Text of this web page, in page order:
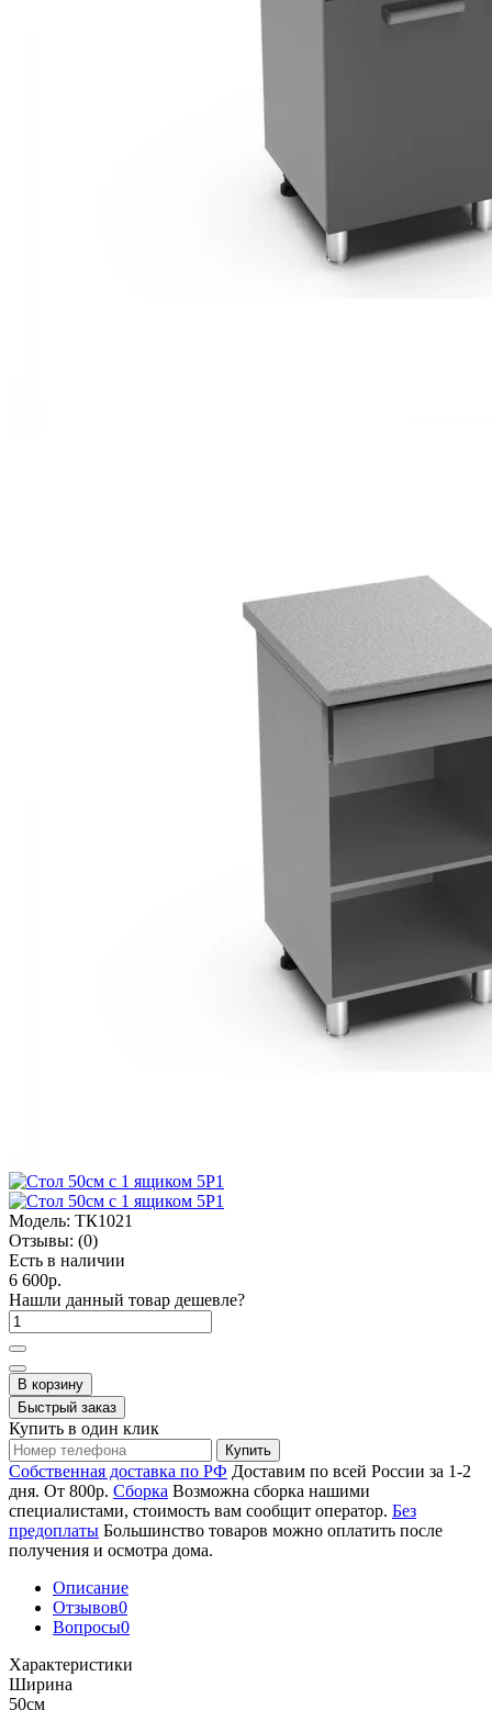
Модель: ТК1021
Отзывы: (0)
Есть в наличии
6 600р.
Нашли данный товар дешевле?
В корзину
Быстрый заказ
Купить в один клик
Купить
Собственная доставка по РФ Доставим по всей России за 1-2
дня. От 800р. Сборка Возможна сборка нашими
специалистами, стоимость вам сообщит оператор. Без
предоплаты Большинство товаров можно оплатить после
получения и осмотра дома.
Описание
Отзывов0
Вопросы0
Характеристики
Ширина
50см